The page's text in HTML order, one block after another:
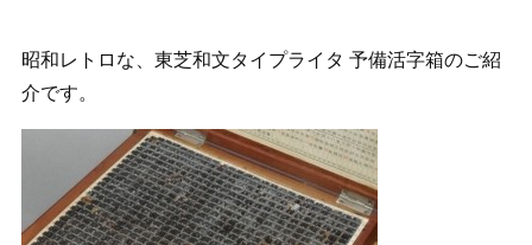
昭和レトロな、東芝和文タイプライタ 予備活字箱のご紹
介です。